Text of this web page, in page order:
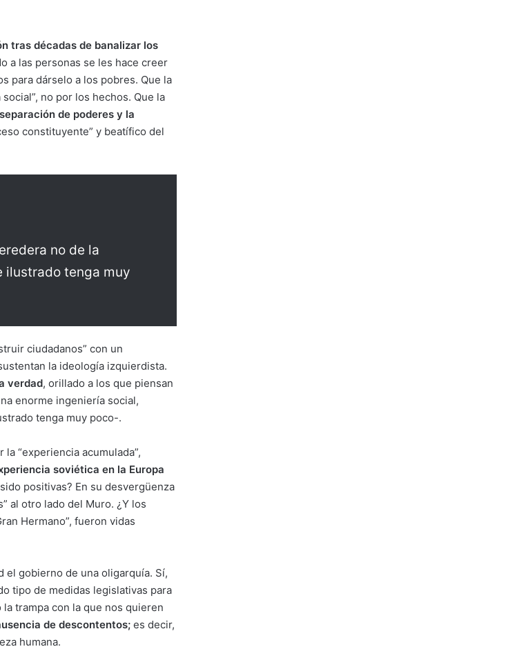
tras décadas de banalizar los
a las personas se les hace creer
para dárselo a los pobres. Que la
no por los hechos. Que la
de poderes y la
constituyente” y beatífico del
no de la
ilustrado tenga muy
ciudadanos” con un
la ideología izquierdista.
verdad, orillado a los que piensan
enorme ingeniería social,
tenga muy poco-.
“experiencia acumulada”,
soviética en la Europa
positivas? En su desvergüenza
al otro lado del Muro. ¿Y los
Hermano”, fueron vidas
el gobierno de una oligarquía. Sí,
tipo de medidas legislativas para
trampa con la que nos quieren
de descontentos; es decir,
humana.